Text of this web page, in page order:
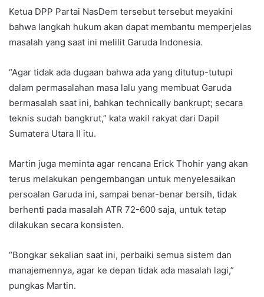
Ketua DPP Partai NasDem tersebut tersebut meyakini
bahwa langkah hukum akan dapat membantu memperjelas
masalah yang saat ini melilit Garuda Indonesia.
“Agar tidak ada dugaan bahwa ada yang ditutup-tutupi
dalam permasalahan masa lalu yang membuat Garuda
bermasalah saat ini, bahkan technically bankrupt; secara
teknis sudah bangkrut,” kata wakil rakyat dari Dapil
Sumatera Utara II itu.
Martin juga meminta agar rencana Erick Thohir yang akan
terus melakukan pengembangan untuk menyelesaikan
persoalan Garuda ini, sampai benar-benar bersih, tidak
berhenti pada masalah ATR 72-600 saja, untuk tetap
dilakukan secara konsisten.
“Bongkar sekalian saat ini, perbaiki semua sistem dan
manajemennya, agar ke depan tidak ada masalah lagi,”
pungkas Martin.